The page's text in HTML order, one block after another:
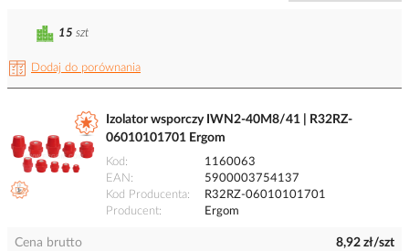
Dodaj do porównania
15 szt
Izolator wsporczy IWN2-40M8/41 | R32RZ-
06010101701 Ergom
Kod
1160063
EAN
5900003754137
Kod Producenta
R32RZ-06010101701
Producent
Ergom
Cena brutto 8,92 zł/szt